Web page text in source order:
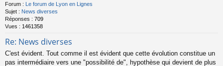
Forum : Le forum de Lyon en Lignes
Sujet : News diverses
Réponses : 709
Vues : 1461358
Re: News diverses
C'est évident. Tout comme il est évident que cette évolution constitue un
pas intermédiaire vers une "possibilité de", hypothèse qui devient de plus